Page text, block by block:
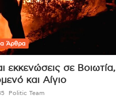
Άρθρα
εκκενώσεις σε Βοιωτία,
και Αίγιο
Politic Team